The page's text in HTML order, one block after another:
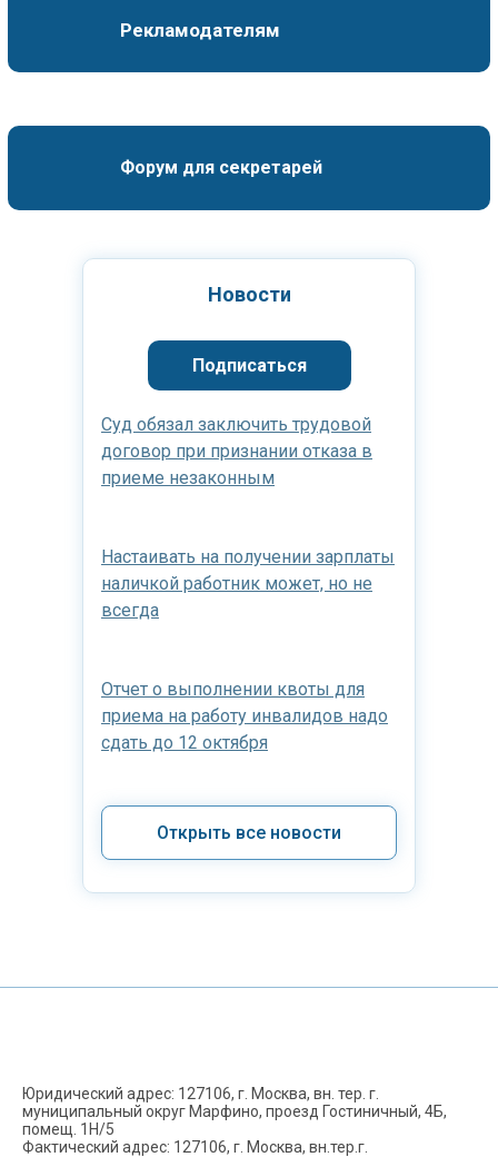
Рекламодателям
Форум для секретарей
Новости
Подписаться
Суд обязал заключить трудовой
договор при признании отказа в
приеме незаконным
Настаивать на получении зарплаты
наличкой работник может, но не
всегда
Отчет о выполнении квоты для
приема на работу инвалидов надо
сдать до 12 октября
Открыть все новости
Юридический адрес: 127106, г. Москва, вн. тер. г.
муниципальный округ Марфино, проезд Гостиничный, 4Б,
помещ. 1Н/5
Фактический адрес: 127106, г. Москва, вн.тер.г.